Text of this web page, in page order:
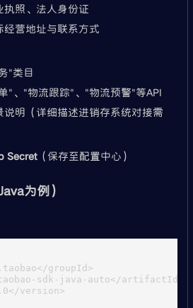
执照、法人身份证
经营地址与联系方式
"类目
"、"物流跟踪"、"物流预警"等API
说明（详细描述进销存系统对接需
Secret（保存至配置中心）
为例）
groupId>
sdk-java-auto</artifactId>
version>